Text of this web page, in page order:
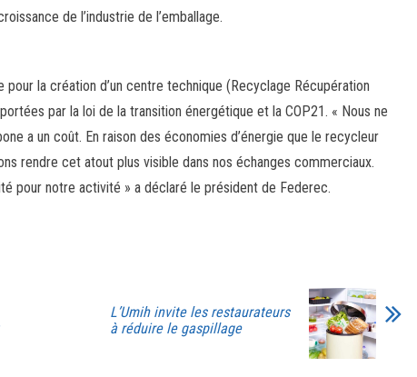
de l’industrie de l’emballage.
la création d’un centre technique (Recyclage Récupération
par la loi de la transition énergétique et la COP21. « Nous ne
a un coût. En raison des économies d’énergie que le recycleur
rendre cet atout plus visible dans nos échanges commerciaux.
pour notre activité » a déclaré le président de Federec.
L’Umih invite les restaurateurs
à réduire le gaspillage